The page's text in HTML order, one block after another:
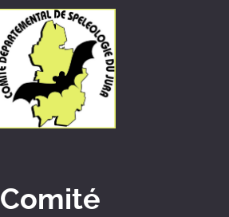
Comité